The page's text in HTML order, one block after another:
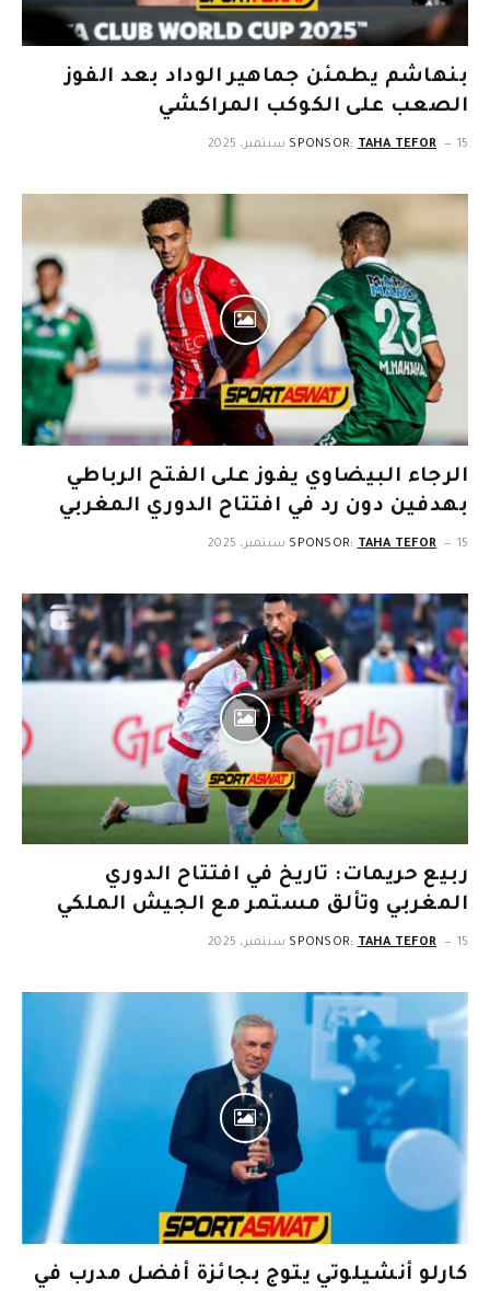
بنهاشم يطمئن جماهير الوداد بعد الفوز
الصعب على الكوكب المراكشي
SPONSOR: TAHA TEFOR 15 سبتمبر، 2025
الرجاء البيضاوي يفوز على الفتح الرباطي
بهدفين دون رد في افتتاح الدوري المغربي
SPONSOR: TAHA TEFOR 15 سبتمبر، 2025
ربيع حريمات: تاريخ في افتتاح الدوري
المغربي وتألق مستمر مع الجيش الملكي
SPONSOR: TAHA TEFOR 15 سبتمبر، 2025
كارلو أنشيلوتي يتوج بجائزة أفضل مدرب في